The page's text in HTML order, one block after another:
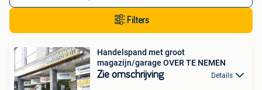
Filters
Handelspand met groot
magazijn/garage OVER TE NEMEN
Zie omschrijving Details